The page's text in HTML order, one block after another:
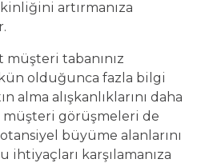
artırmanıza
müşteri tabanınız
olduğunca fazla bilgi
alma alışkanlıklarını daha
müşteri görüşmeleri de
büyüme alanlarını
ihtiyaçları karşılamanıza